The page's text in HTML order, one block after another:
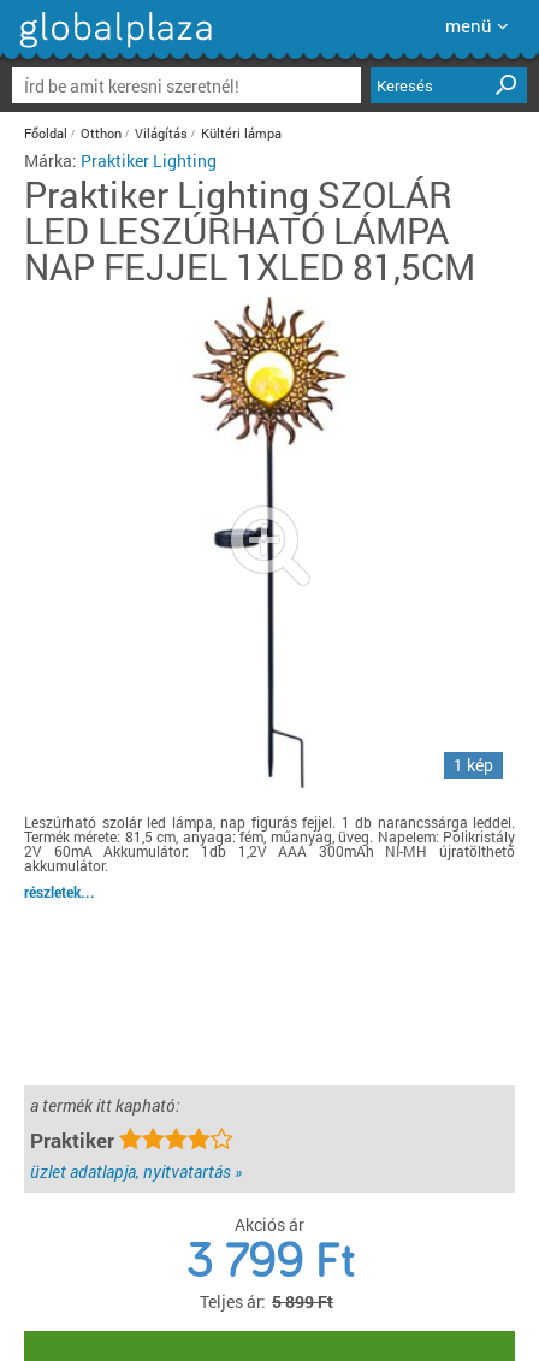
menü
Keresés
Főoldal Otthon Világítás Kültéri lámpa
Márka: Praktiker Lighting
Praktiker Lighting SZOLÁR
LED LESZÚRHATÓ LÁMPA
NAP FEJJEL 1XLED 81,5CM
1 kép
Leszúrható szolár led lámpa, nap figurás fejjel. 1 db narancssárga leddel.
Termék mérete: 81,5 cm, anyaga: fém, műanyag, üveg. Napelem: Polikristály
2V 60mA Akkumulátor: 1db 1,2V AAA 300mAh NI-MH újratölthető
akkumulátor.
részletek...
a termék itt kapható:
Praktiker
üzlet adatlapja, nyitvatartás »
Akciós ár
3 799 Ft
Teljes ár: 5 899 Ft